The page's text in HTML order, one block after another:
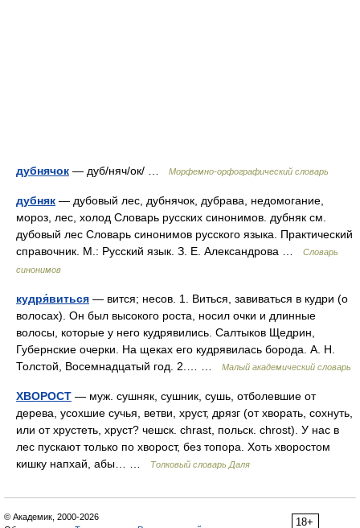
дубнячок — дуб/няч/ок/ … Морфемно-орфографический словарь
дубняк — дубовый лес, дубнячок, дубрава, недомогание,
мороз, лес, холод Словарь русских синонимов. дубняк см.
дубовый лес Словарь синонимов русского языка. Практический
справочник. М.: Русский язык. З. Е. Александрова …
Словарь
синонимов
кудря́виться — вится; несов. 1. Виться, завиваться в кудри (о
волосах). Он был высокого роста, носил очки и длинные
волосы, которые у него кудрявились. Салтыков Щедрин,
Губернские очерки. На щеках его кудрявилась борода. А. Н.
Толстой, Восемнадцатый год. 2.… …
Малый академический словарь
ХВОРОСТ — муж. сушняк, сушник, сушь, отболевшие от
дерева, усохшие сучья, ветви, хруст, дрязг (от хворать, сохнуть,
или от хрустеть, хруст? чешск. chrast, польск. chrost). У нас в
лес пускают только по хворост, без топора. Хоть хворостом
кишку напхай, абы… …
Толковый словарь Даля
18+
© Академик, 2000-2026